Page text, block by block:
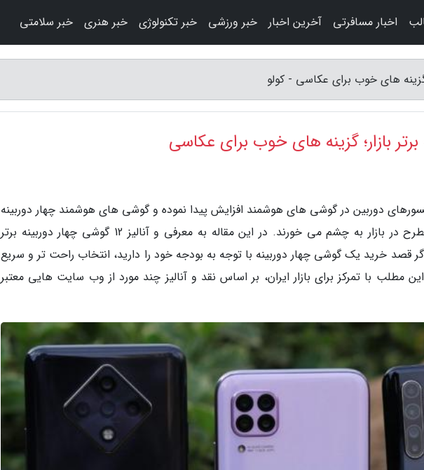
دوربین در گوشی های هوشمند افزایش پیدا نموده و گوشی های هوشمند چهار دوربینه
زیادی از برندهای مختلف و مطرح در بازار به چشم می خورند. در این مقاله به معرفی و آنالیز 12 گوشی چهار دوربینه برتر
قصد خرید یک گوشی چهار دوربینه با توجه به بودجه خود را دارید، انتخاب راحت تر و سریع
مطلب با تمرکز برای بازار ایران، بر اساس نقد و آنالیز چند مورد از وب سایت هایی معتبر
اخبار مسافرتی آخرین اخبار خبر ورزشی خبر تکنولوژی خبر هنری خبر سلامتی